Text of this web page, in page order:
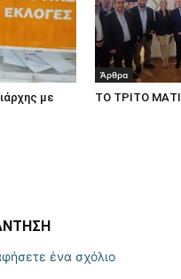
με
Άρθρα
ΤΟ ΤΡΙΤΟ ΜΑΤΙ
ένα σχόλιο